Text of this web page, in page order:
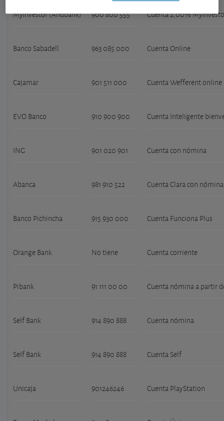
MyInvestor (Andbank) 900 800 555 Cuenta 2,00%
Banco Sabadell 963 085 000 Cuenta Online
Cajamar 901 511 000 Cuenta Wefferent online
EVO Banco 910 900 900 Cuenta Inteligente
ING 901 020 901 Cuenta con nómina
Abanca 981 910 522 Cuenta Clara con
Banco Pichincha 915 930 000 Cuenta Funciona Plus
Orange Bank No tiene Cuenta corriente
Pibank 91 111 00 00 Cuenta nómina a partir
Self Bank 914 890 888 Cuenta nómina
Self Bank 914 890 888 Cuenta Self
Unicaja 901246246 Cuenta PlayStation